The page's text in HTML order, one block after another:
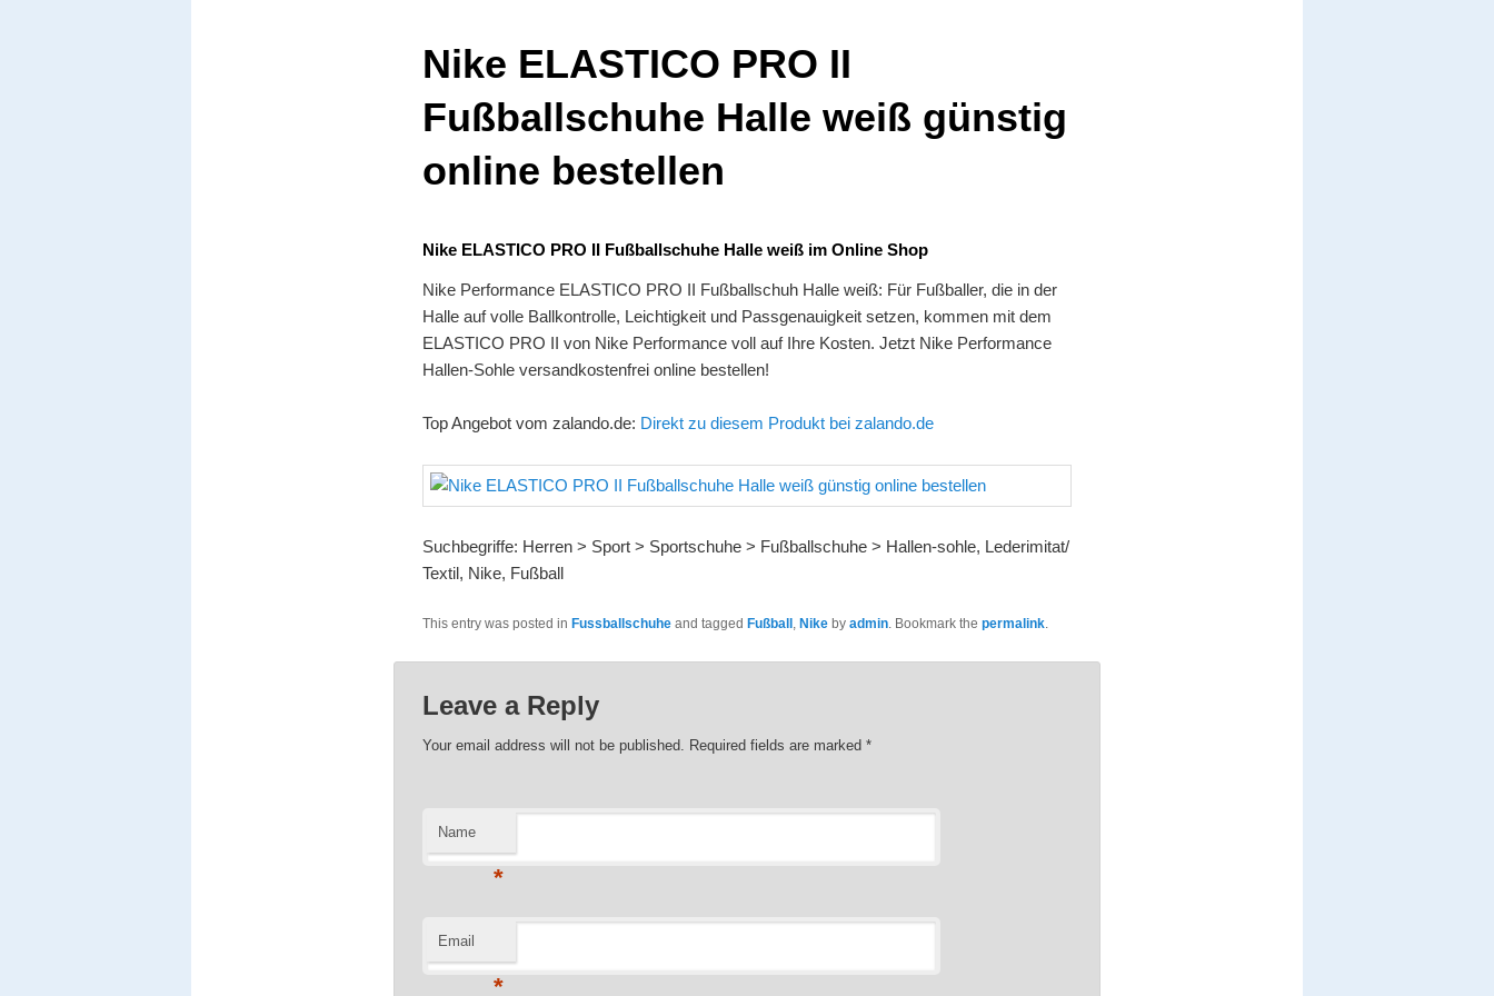
Nike ELASTICO PRO II
Fußballschuhe Halle weiß günstig
online bestellen
Nike ELASTICO PRO II Fußballschuhe Halle weiß im Online Shop
Nike Performance ELASTICO PRO II Fußballschuh Halle weiß: Für Fußballer, die in der
Halle auf volle Ballkontrolle, Leichtigkeit und Passgenauigkeit setzen, kommen mit dem
ELASTICO PRO II von Nike Performance voll auf Ihre Kosten. Jetzt Nike Performance
Hallen-Sohle versandkostenfrei online bestellen!
Top Angebot vom zalando.de: Direkt zu diesem Produkt bei zalando.de
Suchbegriffe: Herren > Sport > Sportschuhe > Fußballschuhe > Hallen-sohle, Lederimitat/
Textil, Nike, Fußball
This entry was posted in Fussballschuheand tagged Fußball , Nikeby admin. Bookmark the permalink.
Leave a Reply
Your email address will not be published. Required fields are marked *
Name
*
Email
*